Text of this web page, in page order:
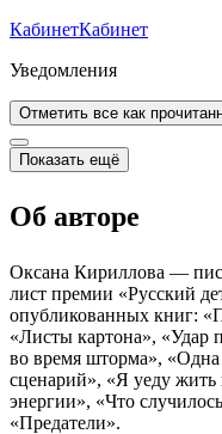
КабинетКабинет
Уведомления
Отметить все как
Показать ещё
Об авторе
Оксана Кириллова —
лист премии «Русский
опубликованных книг:
«Листы картона», «Удар
во время шторма»,
сценарий», «Я уеду жить
энергии», «Что
«Предатели».